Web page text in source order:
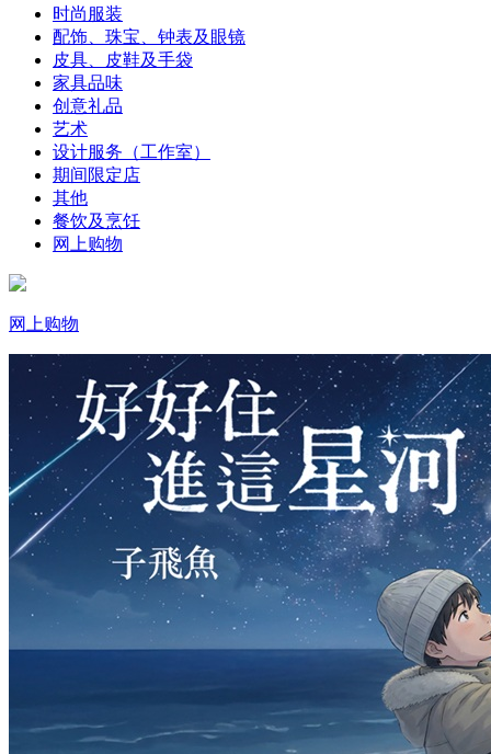
时尚服装
配饰、珠宝、钟表及眼镜
皮具、皮鞋及手袋
家具品味
创意礼品
艺术
设计服务（工作室）
期间限定店
其他
餐饮及烹饪
网上购物
网上购物